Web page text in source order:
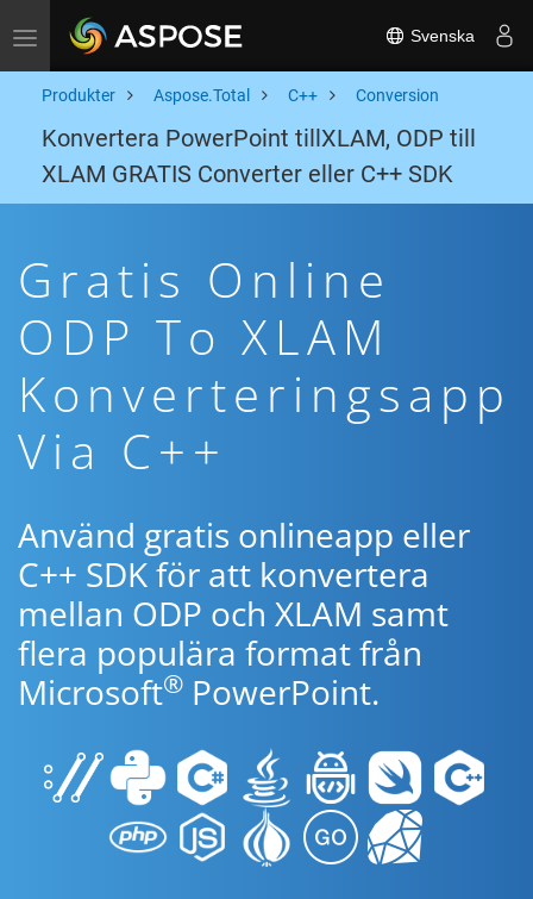
Toggle navigation Svenska
Produkter Aspose.Total C++ Conversion
Konvertera PowerPoint tillXLAM, ODP till
XLAM GRATIS Converter eller C++ SDK
Gratis Online
ODP To XLAM
Konverteringsapp
Via C++
Använd gratis onlineapp eller
C++ SDK för att konvertera
mellan ODP och XLAM samt
flera populära format från
Microsoft® PowerPoint.